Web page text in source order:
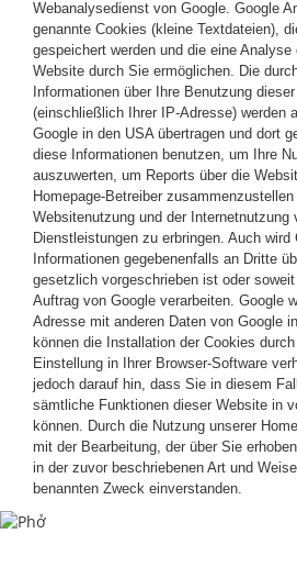
Webanalysedienst von Google. Google
genannte Cookies (kleine Textdateien),
gespeichert werden und die eine Analyse
Website durch Sie ermöglichen. Die
Informationen über Ihre Benutzung
(einschließlich Ihrer IP-Adresse) werden
Google in den USA übertragen und dort
diese Informationen benutzen, um Ihre
auszuwerten, um Reports über die
Homepage-Betreiber
Websitenutzung und der Internetnutzung
Dienstleistungen zu erbringen. Auch wird
Informationen gegebenenfalls an Dritte
gesetzlich vorgeschrieben ist oder
Auftrag von Google verarbeiten. Google
Adresse mit anderen Daten von Google
können die Installation der Cookies
Einstellung in Ihrer Browser-Software
jedoch darauf hin, dass Sie in diesem
sämtliche Funktionen dieser Website in
können. Durch die Nutzung unserer
mit der Bearbeitung, der über Sie
in der zuvor beschriebenen Art und
benannten Zweck einverstanden.